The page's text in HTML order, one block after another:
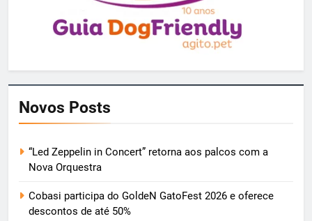
Novos Posts
“Led Zeppelin in Concert” retorna aos palcos com a
Nova Orquestra
Cobasi participa do GoldeN GatoFest 2026 e oferece
descontos de até 50%